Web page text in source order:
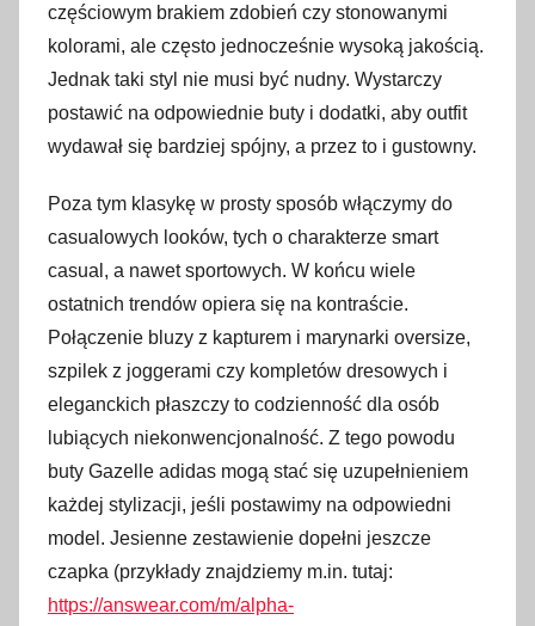
częściowym brakiem zdobień czy stonowanymi
kolorami, ale często jednocześnie wysoką jakością.
Jednak taki styl nie musi być nudny. Wystarczy
postawić na odpowiednie buty i dodatki, aby outfit
wydawał się bardziej spójny, a przez to i gustowny.
Poza tym klasykę w prosty sposób włączymy do
casualowych looków, tych o charakterze smart
casual, a nawet sportowych. W końcu wiele
ostatnich trendów opiera się na kontraście.
Połączenie bluzy z kapturem i marynarki oversize,
szpilek z joggerami czy kompletów dresowych i
eleganckich płaszczy to codzienność dla osób
lubiących niekonwencjonalność. Z tego powodu
buty Gazelle adidas mogą stać się uzupełnieniem
każdej stylizacji, jeśli postawimy na odpowiedni
model. Jesienne zestawienie dopełni jeszcze
czapka (przykłady znajdziemy m.in. tutaj:
https://answear.com/m/alpha-